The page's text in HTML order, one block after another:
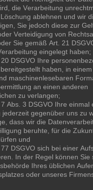
die Verarbeitung
ablehnen und wir
Sie jedoch diese zur
Verteidigung von
Sie gemäß Art. 21
eingelegt haben;
DSGVO Ihre
haben, in einem
maschinenlesebaren
an einen anderen
zu verlangen;
Abs. 3 DSGVO Ihre einmal
jederzeit gegenüber uns zu
dass wir die
beruhte, für die
und
DSGVO sich bei einer
In der Regel können Sie
Ihres üblichen
oder unseres